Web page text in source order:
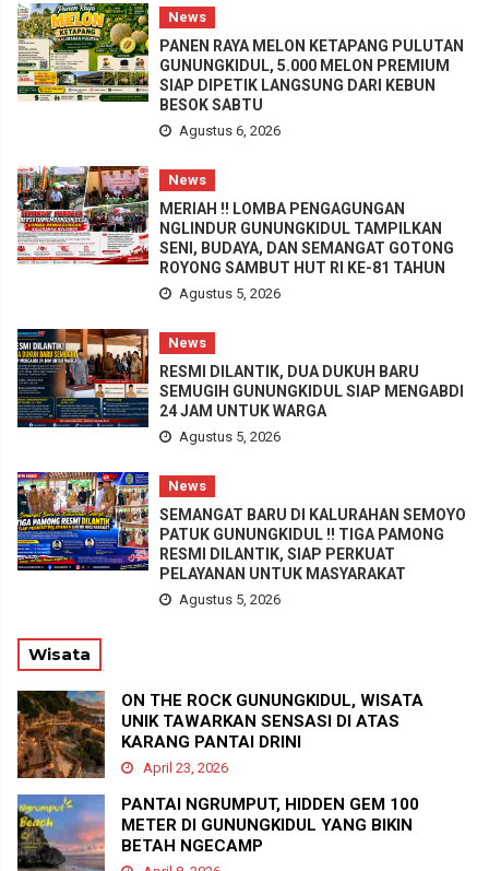
News
PANEN RAYA MELON KETAPANG PULUTAN
GUNUNGKIDUL, 5.000 MELON PREMIUM
SIAP DIPETIK LANGSUNG DARI KEBUN
BESOK SABTU
Agustus 6, 2026
News
MERIAH !! LOMBA PENGAGUNGAN
NGLINDUR GUNUNGKIDUL TAMPILKAN
SENI, BUDAYA, DAN SEMANGAT GOTONG
ROYONG SAMBUT HUT RI KE-81 TAHUN
Agustus 5, 2026
News
RESMI DILANTIK, DUA DUKUH BARU
SEMUGIH GUNUNGKIDUL SIAP MENGABDI
24 JAM UNTUK WARGA
Agustus 5, 2026
News
SEMANGAT BARU DI KALURAHAN SEMOYO
PATUK GUNUNGKIDUL !! TIGA PAMONG
RESMI DILANTIK, SIAP PERKUAT
PELAYANAN UNTUK MASYARAKAT
Agustus 5, 2026
Wisata
ON THE ROCK GUNUNGKIDUL, WISATA
UNIK TAWARKAN SENSASI DI ATAS
KARANG PANTAI DRINI
April 23, 2026
PANTAI NGRUMPUT, HIDDEN GEM 100
METER DI GUNUNGKIDUL YANG BIKIN
BETAH NGECAMP